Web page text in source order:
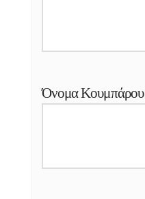
Όνομα Κουμπάρου